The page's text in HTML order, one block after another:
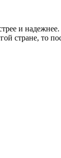
и
стране, то